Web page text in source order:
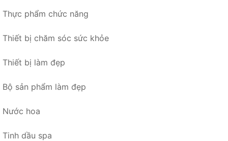
Thực phẩm chức năng
Thiết bị chăm sóc sức khỏe
Thiết bị làm đẹp
Bộ sản phẩm làm đẹp
Nước hoa
Tinh dầu spa